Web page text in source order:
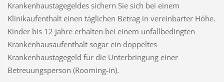
Krankenhaustagegeldes sichern Sie sich bei einem
Klinikaufenthalt einen täglichen Betrag in vereinbarter Höhe.
Kinder bis 12 Jahre erhalten bei einem unfallbedingten
Krankenhausaufenthalt sogar ein doppeltes
Krankenhaustagegeld für die Unterbringung einer
Betreuungsperson (Rooming-in).